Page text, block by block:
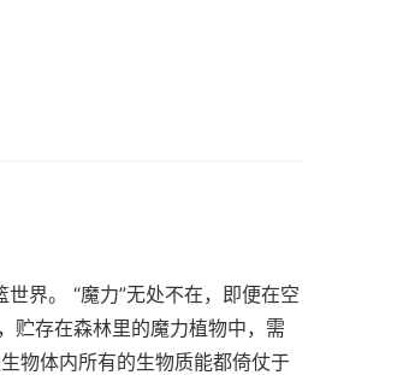
界。 “魔力”无处不在，即便在空
贮存在森林里的魔力植物中，需
物体内所有的生物质能都倚仗于